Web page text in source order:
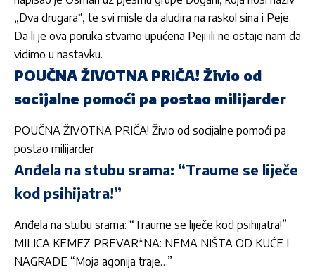
„Dva drugara“, te svi misle da aludira na raskol sina i Peje.
Da li je ova poruka stvarno upućena Peji ili ne ostaje nam da
vidimo u nastavku.
POUČNA ŽIVOTNA PRIČA! Živio od
socijalne pomoći pa postao milijarder
POUČNA ŽIVOTNA PRIČA! Živio od socijalne pomoći pa
postao milijarder
Anđela na stubu srama: “Traume se liječe
kod psihijatra!”
Anđela na stubu srama: “Traume se liječe kod psihijatra!”
MILICA KEMEZ PREVAR*NA: NEMA NIŠTA OD KUĆE I
NAGRADE “Moja agonija traje…”